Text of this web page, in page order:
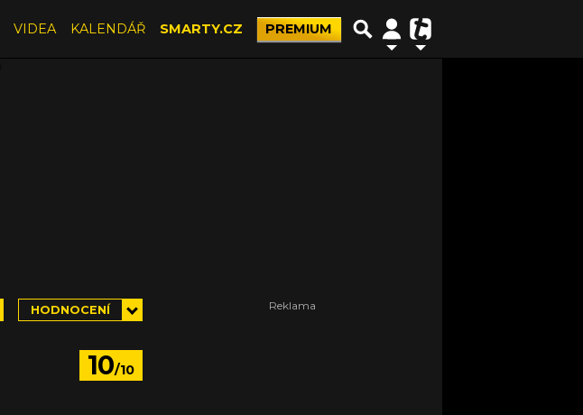
VIDEA KALENDÁŘ SMARTY.CZ PREMIUM
HODNOCENÍ
10/10